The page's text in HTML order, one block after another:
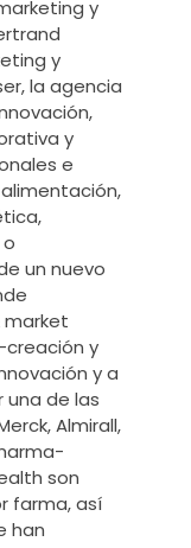
y
y
la agencia
y
e
un nuevo
market
y
y a
una de las
Almirall,
son
farma, así
han